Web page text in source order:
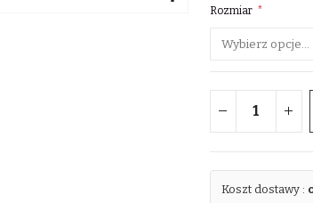
Rozmiar
Koszt dostawy :